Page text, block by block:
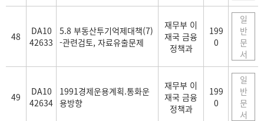
48
DA10
42633
5.8 부동산투기억제대책(7)
-관련검토, 자료유출문제
재무부 이
재국 금융
정책과
199
0
일
반
문
서
49
DA10
42634
1991경제운용계획.통화운
용방향
재무부 이
재국 금융
정책과
199
0
일
반
문
서